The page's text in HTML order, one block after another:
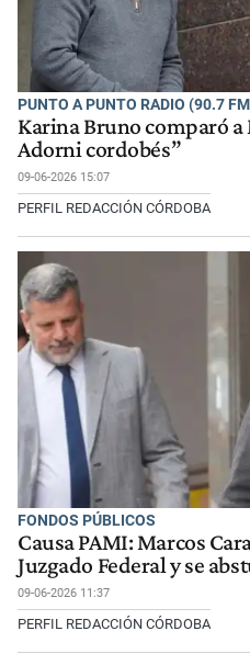
PUNTO A PUNTO RADIO (90.7
Karina Bruno comparó a
Adorni cordobés”
09-06-2026 15:07
PERFIL REDACCIÓN CÓRDOBA
FONDOS PÚBLICOS
Causa PAMI: Marcos
Juzgado Federal y se
09-06-2026 11:37
PERFIL REDACCIÓN CÓRDOBA